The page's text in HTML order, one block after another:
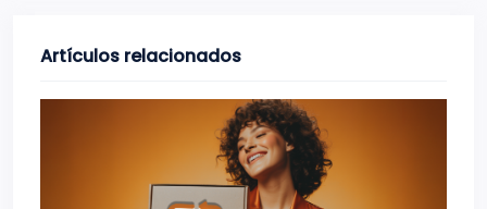
Artículos relacionados